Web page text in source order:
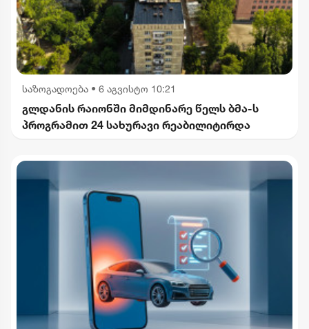
საზოგადოება • 6 აგვისტო 10:21
გლდანის რაიონში მიმდინარე წელს ბმა-ს
პროგრამით 24 სახურავი რეაბილიტირდა